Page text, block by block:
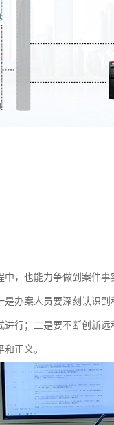
，也能力争做到案件
办案人员要深刻认识
行；二是要不断创新
正义。